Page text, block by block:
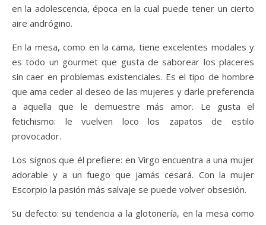
en la adolescencia, época en la cual puede tener un cierto
aire andrógino.
En la mesa, como en la cama, tiene excelentes modales y
es todo un gourmet que gusta de saborear los placeres
sin caer en problemas existenciales. Es el tipo de hombre
que ama ceder al deseo de las mujeres y darle preferencia
a aquella que le demuestre más amor. Le gusta el
fetichismo: le vuelven loco los zapatos de estilo
provocador.
Los signos que él prefiere: en Virgo encuentra a una mujer
adorable y a un fuego que jamás cesará. Con la mujer
Escorpio la pasión más salvaje se puede volver obsesión.
Su defecto: su tendencia a la glotonería, en la mesa como